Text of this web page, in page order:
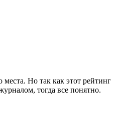
Но так как этот рейтинг
тогда все понятно.